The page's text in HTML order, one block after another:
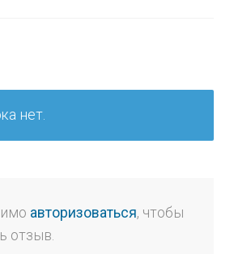
нет.
авторизоваться, чтобы
отзыв.